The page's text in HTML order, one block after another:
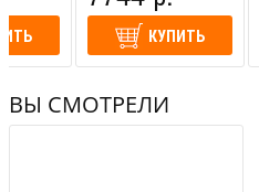
КУПИТЬ
ВЫ СМОТРЕЛИ